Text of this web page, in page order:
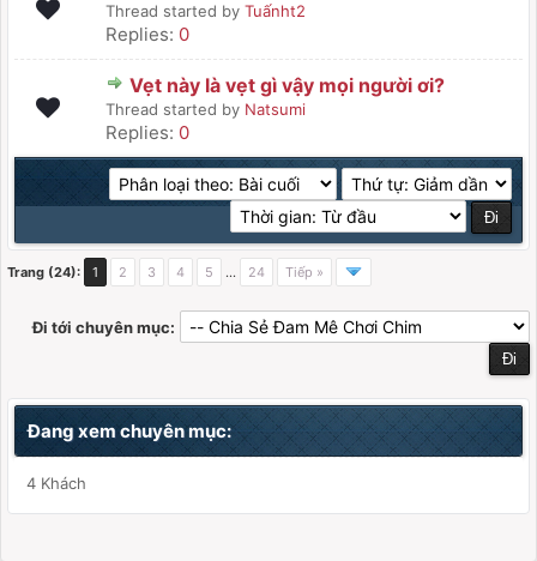
Thread started by Tuấnht2
Replies: 0
Vẹt này là vẹt gì vậy mọi người ơi?
Thread started by Natsumi
Replies: 0
Trang (24): 1 2 3 4 5 … 24 Tiếp »
Đi tới chuyên mục:
Đang xem chuyên mục:
4 Khách